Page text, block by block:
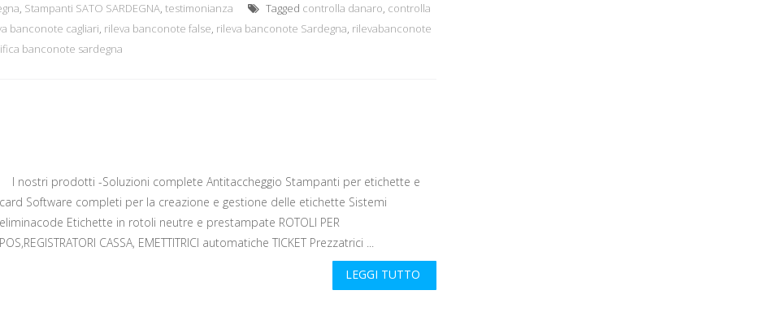
, Stampanti SATO SARDEGNA, testimonianza Tagged controlla danaro, controlla
banconote cagliari, rileva banconote false, rileva banconote Sardegna, rilevabanconote
banconote sardegna
I nostri prodotti -Soluzioni complete Antitaccheggio Stampanti per etichette e
card Software completi per la creazione e gestione delle etichette Sistemi
eliminacode Etichette in rotoli neutre e prestampate ROTOLI PER
POS,REGISTRATORI CASSA, EMETTITRICI automatiche TICKET Prezzatrici ...
LEGGI TUTTO